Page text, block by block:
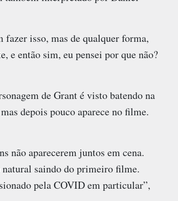
isso, mas de qualquer forma,
e então sim, eu pensei por que não?
de Grant é visto batendo na
depois pouco aparece no filme.
não aparecerem juntos em cena.
natural saindo do primeiro filme.
pela COVID em particular”,